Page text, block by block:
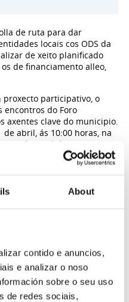
About
contido e anuncios,
e analizar o noso
sobre o seu uso
de redes sociais,
de ruta para dar
locais cos ODS da
de xeito planificado
de financiamento alleo,
proxecto participativo, o
encontros do Foro
axentes clave do municipio.
abril, ás 10:00 horas, na
18 de abril, ás 20:00 horas,
Para participar nestes
formulario específico,
é facilitar o encontro
do municipio, para
a realizar, ou está
contactar con Juan
Axenda Urbana de Ames,
, ou no